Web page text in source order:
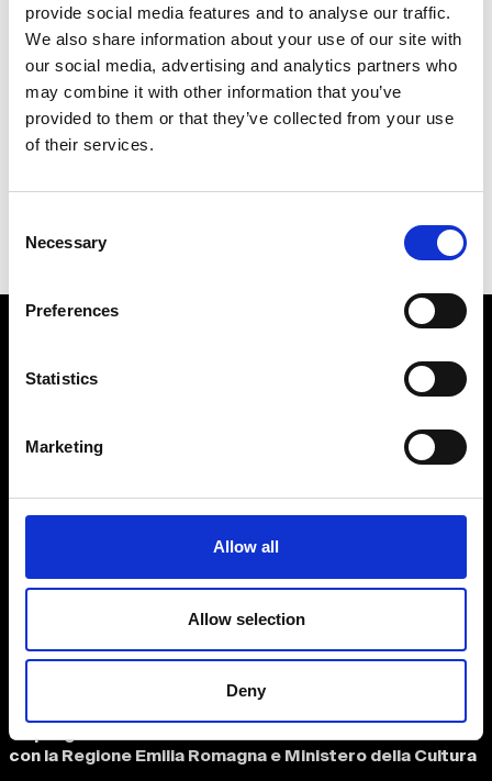
provide social media features and to analyse our traffic.
We also share information about your use of our site with
our social media, advertising and analytics partners who
may combine it with other information that you’ve
provided to them or that they’ve collected from your use
of their services.
Selection
Necessary
Preferences
Statistics
Marketing
Allow all
Allow selection
Deny
iniziative per i 40 anni del romanzoRiminidi Pier
Vittorio Tondelli
Fellini Museum Rimini
Castel Sismondo
museofellini@comune.rimini.it
Telefono
Un progetto del Comune di Rimini
con la Regione Emilia Romagna e Ministero della Cultura